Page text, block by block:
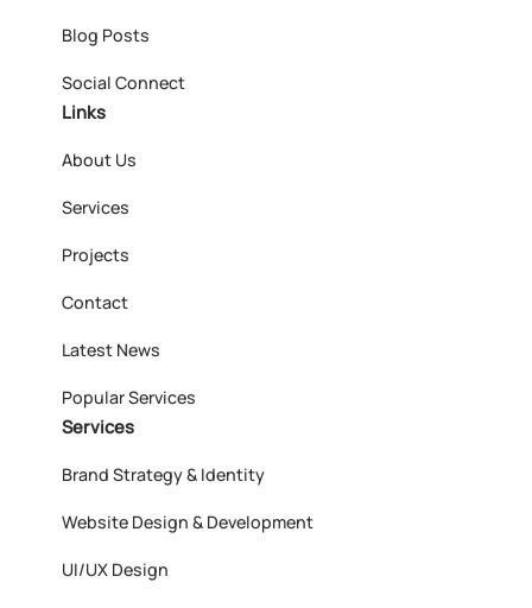
Blog Posts
Social Connect
Links
About Us
Services
Projects
Contact
Latest News
Popular Services
Services
Brand Strategy & Identity
Website Design & Development
UI/UX Design